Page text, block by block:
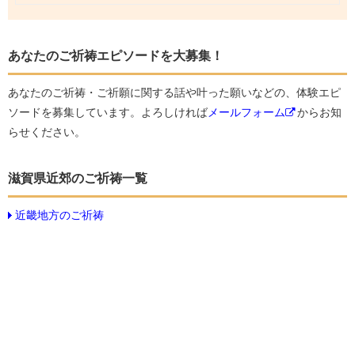
あなたのご祈祷エピソードを大募集！
あなたのご祈祷・ご祈願に関する話や叶った願いなどの、体験エピ
ソードを募集しています。よろしければ メールフォーム
からお知
らせください。
滋賀県近郊のご祈祷一覧
近畿地方のご祈祷